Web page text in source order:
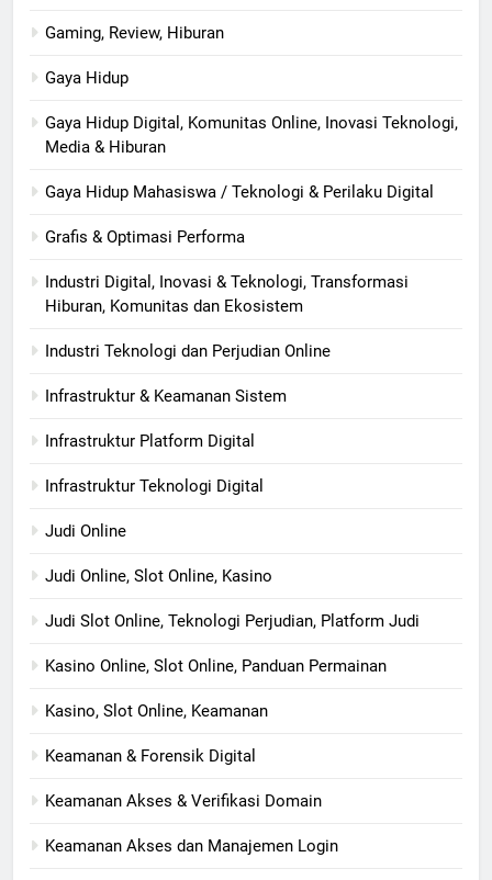
Gaming, Review, Hiburan
Gaya Hidup
Gaya Hidup Digital, Komunitas Online, Inovasi Teknologi,
Media & Hiburan
Gaya Hidup Mahasiswa / Teknologi & Perilaku Digital
Grafis & Optimasi Performa
Industri Digital, Inovasi & Teknologi, Transformasi
Hiburan, Komunitas dan Ekosistem
Industri Teknologi dan Perjudian Online
Infrastruktur & Keamanan Sistem
Infrastruktur Platform Digital
Infrastruktur Teknologi Digital
Judi Online
Judi Online, Slot Online, Kasino
Judi Slot Online, Teknologi Perjudian, Platform Judi
Kasino Online, Slot Online, Panduan Permainan
Kasino, Slot Online, Keamanan
Keamanan & Forensik Digital
Keamanan Akses & Verifikasi Domain
Keamanan Akses dan Manajemen Login